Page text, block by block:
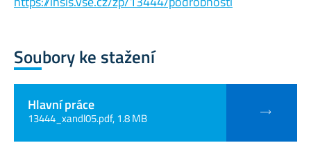
Soubory ke stažení
Hlavní práce
13444_xandl05.pdf, 1.8 MB